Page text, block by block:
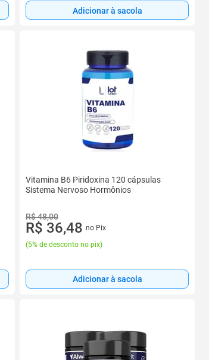
Adicionar à sacola
Vitamina B6 Piridoxina 120 cápsulas
Sistema Nervoso Hormônios
R$ 48,00
R$ 36,48 no Pix
(5% de desconto no pix)
Adicionar à sacola